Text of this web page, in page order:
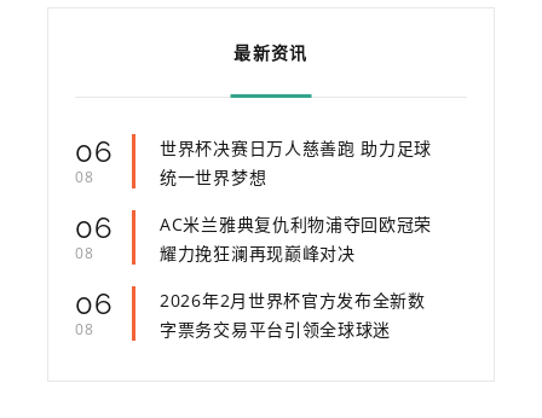
最新资讯
06
08
世界杯决赛日万人慈善跑 助力足球
统一世界梦想
06
08
AC米兰雅典复仇利物浦夺回欧冠荣
耀力挽狂澜再现巅峰对决
06
08
2026年2月世界杯官方发布全新数
字票务交易平台引领全球球迷